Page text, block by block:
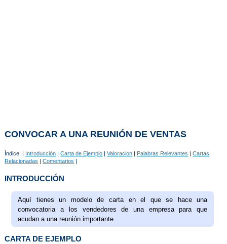
CONVOCAR A UNA REUNIÓN DE VENTAS
Índice: | Introducción |Carta de Ejemplo |Valoracion | Palabras Relevantes |Cartas
Relacionadas |Comentarios |
INTRODUCCIÓN
Aquí tienes un modelo de carta en el que se hace una
convocatoria a los vendedores de una empresa para que
acudan a una reunión importante
CARTA DE EJEMPLO